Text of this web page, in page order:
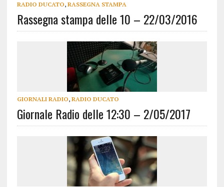
RADIO DUCATO, RASSEGNA STAMPA
Rassegna stampa delle 10 – 22/03/2016
GIORNALI RADIO, RADIO DUCATO
Giornale Radio delle 12:30 – 2/05/2017